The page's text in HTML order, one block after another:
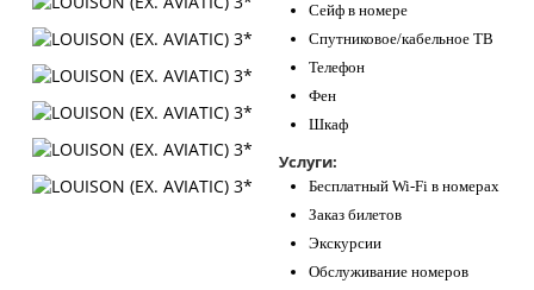
Сейф в номере
Спутниковое/кабельное ТВ
Телефон
Фен
Шкаф
Услуги:
Бесплатный Wi-Fi в номерах
Заказ билетов
Экскурсии
Обслуживание номеров